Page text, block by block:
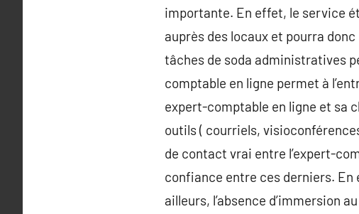
importante. En effet, le service
auprès des locaux et pourra
tâches de soda administratives
comptable en ligne permet à
expert-comptable en ligne et sa
outils ( courriels,
de contact vrai entre l’expert-
confiance entre ces derniers.
ailleurs, l’absence d’immersion